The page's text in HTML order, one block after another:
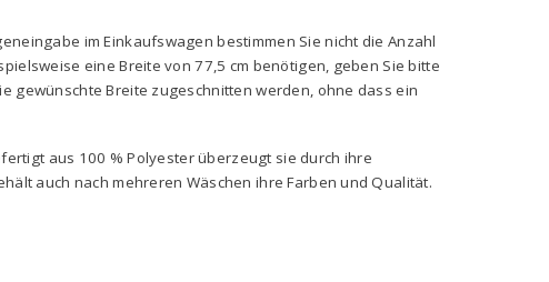
im Einkaufswagen bestimmen Sie nicht die Anzahl
eine Breite von 77,5 cm benötigen, geben Sie bitte
gewünschte Breite zugeschnitten werden, ohne dass ein
aus 100 % Polyester überzeugt sie durch ihre
auch nach mehreren Wäschen ihre Farben und Qualität.